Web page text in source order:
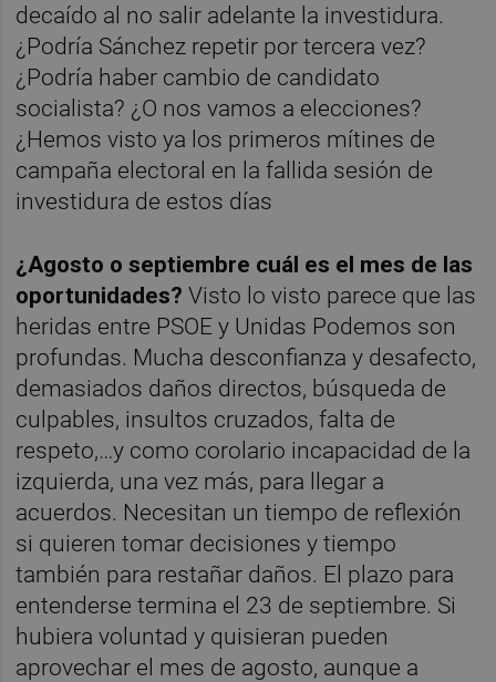
decaído al no salir adelante la investidura.
¿Podría Sánchez repetir por tercera vez?
¿Podría haber cambio de candidato
socialista? ¿O nos vamos a elecciones?
¿Hemos visto ya los primeros mítines de
campaña electoral en la fallida sesión de
investidura de estos días
¿Agosto o septiembre cuál es el mes de las
oportunidades?Visto lo visto parece que las
heridas entre PSOE y Unidas Podemos son
profundas. Mucha desconfianza y desafecto,
demasiados daños directos, búsqueda de
culpables, insultos cruzados, falta de
respeto,…y como corolario incapacidad de la
izquierda, una vez más, para llegar a
acuerdos. Necesitan un tiempo de reflexión
si quieren tomar decisiones y tiempo
también para restañar daños. El plazo para
entenderse termina el 23 de septiembre. Si
hubiera voluntad y quisieran pueden
aprovechar el mes de agosto, aunque a